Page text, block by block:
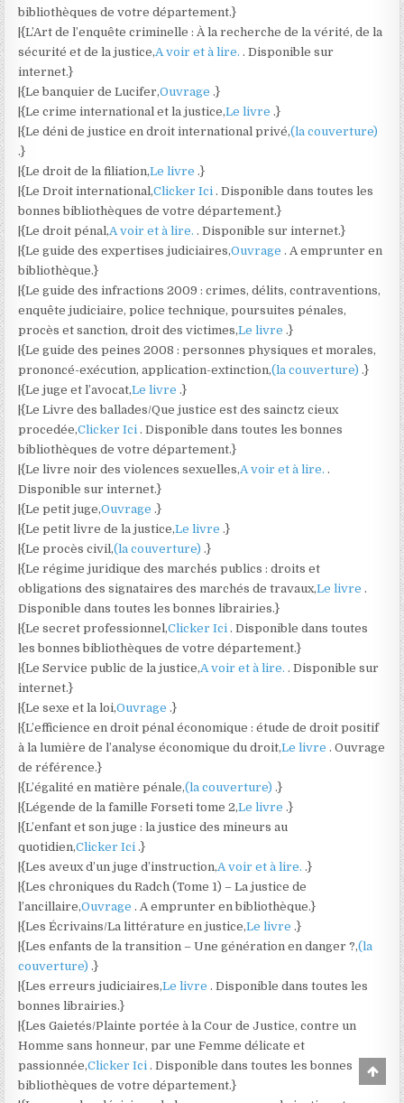
bibliothèques de votre département.}
|{L’Art de l’enquête criminelle : À la recherche de la vérité, de la
sécurité et de la justice,A voir et à lire. . Disponible sur
internet.}
|{Le banquier de Lucifer,Ouvrage .}
|{Le crime international et la justice,Le livre .}
|{Le déni de justice en droit international privé,(la couverture)
.}
|{Le droit de la filiation,Le livre .}
|{Le Droit international,Clicker Ici . Disponible dans toutes les
bonnes bibliothèques de votre département.}
|{Le droit pénal,A voir et à lire. . Disponible sur internet.}
|{Le guide des expertises judiciaires,Ouvrage . A emprunter en
bibliothèque.}
|{Le guide des infractions 2009 : crimes, délits, contraventions,
enquête judiciaire, police technique, poursuites pénales,
procès et sanction, droit des victimes,Le livre .}
|{Le guide des peines 2008 : personnes physiques et morales,
prononcé-exécution, application-extinction,(la couverture) .}
|{Le juge et l’avocat,Le livre .}
|{Le Livre des ballades/Que justice est des sainctz cieux
procedée,Clicker Ici . Disponible dans toutes les bonnes
bibliothèques de votre département.}
|{Le livre noir des violences sexuelles,A voir et à lire. .
Disponible sur internet.}
|{Le petit juge,Ouvrage .}
|{Le petit livre de la justice,Le livre .}
|{Le procès civil,(la couverture) .}
|{Le régime juridique des marchés publics : droits et
obligations des signataires des marchés de travaux,Le livre .
Disponible dans toutes les bonnes librairies.}
|{Le secret professionnel,Clicker Ici . Disponible dans toutes
les bonnes bibliothèques de votre département.}
|{Le Service public de la justice,A voir et à lire. . Disponible sur
internet.}
|{Le sexe et la loi,Ouvrage .}
|{L’efficience en droit pénal économique : étude de droit positif
à la lumière de l’analyse économique du droit,Le livre . Ouvrage
de référence.}
|{L’égalité en matière pénale,(la couverture) .}
|{Légende de la famille Forseti tome 2,Le livre .}
|{L’enfant et son juge : la justice des mineurs au
quotidien,Clicker Ici .}
|{Les aveux d’un juge d’instruction,A voir et à lire. .}
|{Les chroniques du Radch (Tome 1) – La justice de
l’ancillaire,Ouvrage . A emprunter en bibliothèque.}
|{Les Écrivains/La littérature en justice,Le livre .}
|{Les enfants de la transition – Une génération en danger ?,(la
couverture) .}
|{Les erreurs judiciaires,Le livre . Disponible dans toutes les
bonnes librairies.}
|{Les Gaietés/Plainte portée à la Cour de Justice, contre un
Homme sans honneur, par une Femme délicate et
passionnée,Clicker Ici . Disponible dans toutes les bonnes
bibliothèques de votre département.}
to
Top